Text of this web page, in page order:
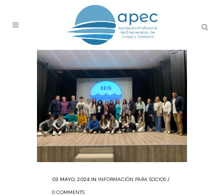
03 MAYO, 2024 IN INFORMACIÓN PARA SOCIOS /
0 COMMENTS